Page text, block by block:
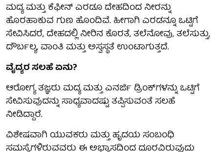
ಮದ್ಯ ಮತ್ತು ಕೆಫೀನ್ ಎರಡೂ ದೇಹದಿಂದ ನೀರನ್ನು
ಹೊರಹಾಕುವ ಗುಣ ಹೊಂದಿವೆ. ಹೀಗಾಗಿ ಎರಡನ್ನೂ ಒಟ್ಟಿಗೆ
ಸೇವಿಸಿದರೆ, ದೇಹದಲ್ಲಿ ನೀರಿನ ಕೊರತೆ, ತಲೆನೋವು, ತಲೆಸುತ್ತು,
ದೌರ್ಬಲ್ಯ, ವಾಂತಿ ಮತ್ತು ಅಸ್ವಸ್ಥತೆ ಉಂಟಾಗುತ್ತದೆ.
ವೈದ್ಯರ ಸಲಹೆ ಏನು?
ಆರೋಗ್ಯ ತಜ್ಞರು ಮದ್ಯ ಮತ್ತು ಎನರ್ಜಿ ಡ್ರಿಂಕ್‌ಗಳನ್ನು ಒಟ್ಟಿಗೆ
ಸೇವಿಸುವುದನ್ನು ಸಾಧ್ಯವಾದಷ್ಟು ತಪ್ಪಿಸುವಂತೆ ಸಲಹೆ
ನೀಡಿದ್ದಾರೆ.
ವಿಶೇಷವಾಗಿ ಯುವಕರು ಮತ್ತು ಹೃದಯ ಸಂಬಂಧಿ
ಸಮಸ್ಯೆಗಳಿರುವವರು ಈ ಅಭ್ಯಾಸದಿಂದ ದೂರವಿರುವುದು